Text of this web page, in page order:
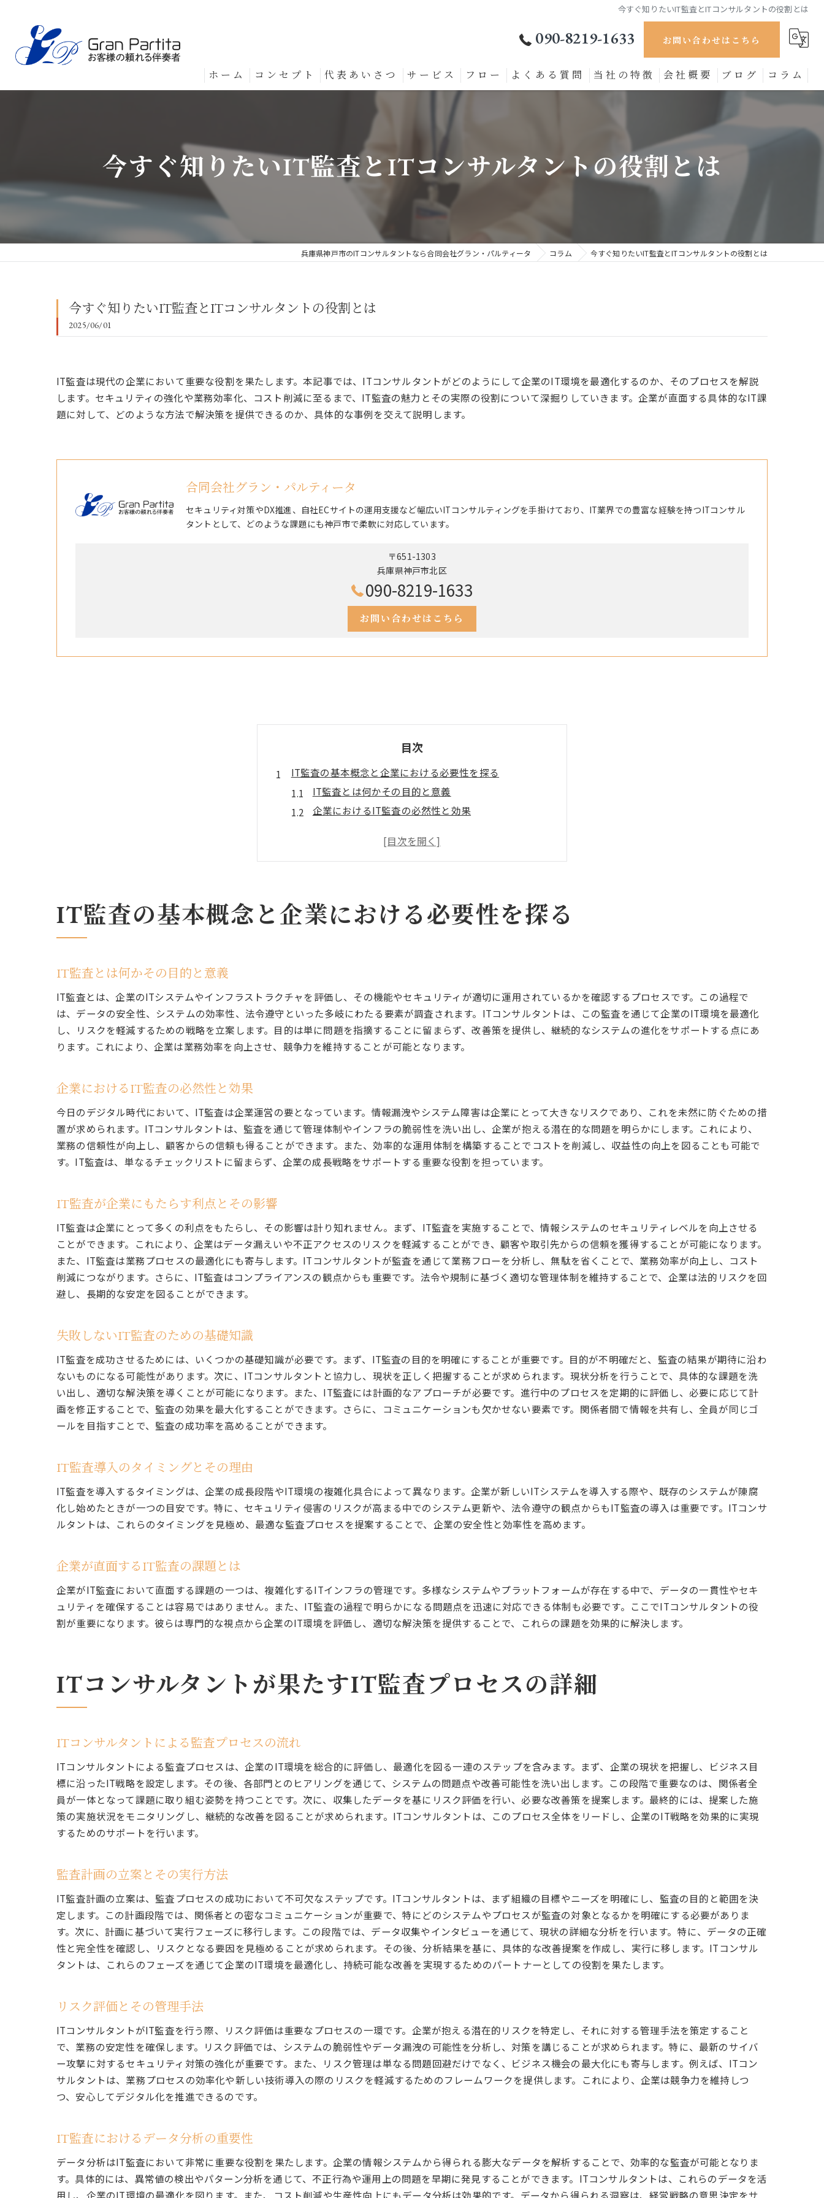
今すぐ知りたいIT監査とITコンサルタントの役割とは
090-8219-1633 お問い合わせはこちら
ホーム コンセプト 代表あいさつ サービス フロー よくある質問 当社の特徴
ECサイト
会社概要 ブログ コラム
今すぐ知りたいIT監査とITコンサルタントの役割とは
兵庫県神戸市のITコンサルタントなら合同会社グラン・パルティータ コラム 今すぐ知りたいIT監査とITコンサルタントの役割とは
今すぐ知りたいIT監査とITコンサルタントの役割とは
2025/06/01
IT監査は現代の企業において重要な役割を果たします。本記事では、ITコンサルタントがどのようにして企業のIT環境を最適化するのか、そのプロセスを解説
します。セキュリティの強化や業務効率化、コスト削減に至るまで、IT監査の魅力とその実際の役割について深掘りしていきます。企業が直面する具体的なIT課
題に対して、どのような方法で解決策を提供できるのか、具体的な事例を交えて説明します。
合同会社グラン・パルティータ
セキュリティ対策やDX推進、自社ECサイトの運用支援など幅広いITコンサルティングを手掛けており、IT業界での豊富な経験を持つITコンサル
タントとして、どのような課題にも神戸市で柔軟に対応しています。
〒651-1303
兵庫県神戸市北区
090-8219-1633
お問い合わせはこちら
目次
IT監査の基本概念と企業における必要性を探る
IT監査とは何かその目的と意義
企業におけるIT監査の必然性と効果
失敗しないIT監査のための基礎知識
ITコンサルタントが果たすIT監査プロセスの詳細
ITコンサルタントによる監査プロセスの流れ
監査プロセスにおける改善提案の役割
成功するIT監査プロジェクトの条件
IT環境最適化への道ITコンサルタントの戦略的アプローチ
クラウド活用とセキュリティ対策の両立
IT資産管理の最適化とコスト削減の実現
持続可能なIT環境への変革ステップ
セキュリティ強化を実現するIT監査の重要な役割
データ保護のための監査手法
IT監査で明らかになる脆弱性の対応
サイバーセキュリティ強化のための最善策
IT監査が企業の信頼性を高める理由
IT監査で明らかになった無駄の削減方法
業務効率化を実現するソフトウェア監査
プロジェクト管理を支援するIT監査の実例
IT監査がもたらす業務改善の成功事例
アウトソーシング活用の経済的メリット
ITインフラの見直しによるコスト削減
プロジェクトコスト管理における監査の役割
ITコンサルタントの抱える共通課題
新技術導入における障壁の突破法
クライアントとの信頼関係構築法
課題解決に向けたコンサルタントのスキルアップ
AIとビッグデータがもたらす監査の進化
持続可能なビジネスモデルに向けたIT監査
ITコンサルタントの未来像とその役割
次世代IT監査の展望と課題
IT監査の基本概念と企業における必要性を探る
IT監査とは何かその目的と意義
IT監査とは、企業のITシステムやインフラストラクチャを評価し、その機能やセキュリティが適切に運用されているかを確認するプロセスです。この過程で
は、データの安全性、システムの効率性、法令遵守といった多岐にわたる要素が調査されます。ITコンサルタントは、この監査を通じて企業のIT環境を最適化
し、リスクを軽減するための戦略を立案します。目的は単に問題を指摘することに留まらず、改善策を提供し、継続的なシステムの進化をサポートする点にあ
ります。これにより、企業は業務効率を向上させ、競争力を維持することが可能となります。
企業におけるIT監査の必然性と効果
今日のデジタル時代において、IT監査は企業運営の要となっています。情報漏洩やシステム障害は企業にとって大きなリスクであり、これを未然に防ぐための措
置が求められます。ITコンサルタントは、監査を通じて管理体制やインフラの脆弱性を洗い出し、企業が抱える潜在的な問題を明らかにします。これにより、
業務の信頼性が向上し、顧客からの信頼も得ることができます。また、効率的な運用体制を構築することでコストを削減し、収益性の向上を図ることも可能で
す。IT監査は、単なるチェックリストに留まらず、企業の成長戦略をサポートする重要な役割を担っています。
IT監査が企業にもたらす利点とその影響
IT監査は企業にとって多くの利点をもたらし、その影響は計り知れません。まず、IT監査を実施することで、情報システムのセキュリティレベルを向上させる
ことができます。これにより、企業はデータ漏えいや不正アクセスのリスクを軽減することができ、顧客や取引先からの信頼を獲得することが可能になります。
また、IT監査は業務プロセスの最適化にも寄与します。ITコンサルタントが監査を通じて業務フローを分析し、無駄を省くことで、業務効率が向上し、コスト
削減につながります。さらに、IT監査はコンプライアンスの観点からも重要です。法令や規制に基づく適切な管理体制を維持することで、企業は法的リスクを回
避し、長期的な安定を図ることができます。
失敗しないIT監査のための基礎知識
IT監査を成功させるためには、いくつかの基礎知識が必要です。まず、IT監査の目的を明確にすることが重要です。目的が不明確だと、監査の結果が期待に沿わ
ないものになる可能性があります。次に、ITコンサルタントと協力し、現状を正しく把握することが求められます。現状分析を行うことで、具体的な課題を洗
い出し、適切な解決策を導くことが可能になります。また、IT監査には計画的なアプローチが必要です。進行中のプロセスを定期的に評価し、必要に応じて計
画を修正することで、監査の効果を最大化することができます。さらに、コミュニケーションも欠かせない要素です。関係者間で情報を共有し、全員が同じゴ
ールを目指すことで、監査の成功率を高めることができます。
IT監査導入のタイミングとその理由
IT監査を導入するタイミングは、企業の成長段階やIT環境の複雑化具合によって異なります。企業が新しいITシステムを導入する際や、既存のシステムが陳腐
化し始めたときが一つの目安です。特に、セキュリティ侵害のリスクが高まる中でのシステム更新や、法令遵守の観点からもIT監査の導入は重要です。ITコンサ
ルタントは、これらのタイミングを見極め、最適な監査プロセスを提案することで、企業の安全性と効率性を高めます。
企業が直面するIT監査の課題とは
企業がIT監査において直面する課題の一つは、複雑化するITインフラの管理です。多様なシステムやプラットフォームが存在する中で、データの一貫性やセキ
ュリティを確保することは容易ではありません。また、IT監査の過程で明らかになる問題点を迅速に対応できる体制も必要です。ここでITコンサルタントの役
割が重要になります。彼らは専門的な視点から企業のIT環境を評価し、適切な解決策を提供することで、これらの課題を効果的に解決します。
ITコンサルタントが果たすIT監査プロセスの詳細
ITコンサルタントによる監査プロセスの流れ
ITコンサルタントによる監査プロセスは、企業のIT環境を総合的に評価し、最適化を図る一連のステップを含みます。まず、企業の現状を把握し、ビジネス目
標に沿ったIT戦略を設定します。その後、各部門とのヒアリングを通じて、システムの問題点や改善可能性を洗い出します。この段階で重要なのは、関係者全
員が一体となって課題に取り組む姿勢を持つことです。次に、収集したデータを基にリスク評価を行い、必要な改善策を提案します。最終的には、提案した施
策の実施状況をモニタリングし、継続的な改善を図ることが求められます。ITコンサルタントは、このプロセス全体をリードし、企業のIT戦略を効果的に実現
するためのサポートを行います。
監査計画の立案とその実行方法
IT監査計画の立案は、監査プロセスの成功において不可欠なステップです。ITコンサルタントは、まず組織の目標やニーズを明確にし、監査の目的と範囲を決
定します。この計画段階では、関係者との密なコミュニケーションが重要で、特にどのシステムやプロセスが監査の対象となるかを明確にする必要がありま
す。次に、計画に基づいて実行フェーズに移行します。この段階では、データ収集やインタビューを通じて、現状の詳細な分析を行います。特に、データの正確
性と完全性を確認し、リスクとなる要因を見極めることが求められます。その後、分析結果を基に、具体的な改善提案を作成し、実行に移します。ITコンサル
タントは、これらのフェーズを通じて企業のIT環境を最適化し、持続可能な改善を実現するためのパートナーとしての役割を果たします。
リスク評価とその管理手法
ITコンサルタントがIT監査を行う際、リスク評価は重要なプロセスの一環です。企業が抱える潜在的リスクを特定し、それに対する管理手法を策定すること
で、業務の安定性を確保します。リスク評価では、システムの脆弱性やデータ漏洩の可能性を分析し、対策を講じることが求められます。特に、最新のサイバ
ー攻撃に対するセキュリティ対策の強化が重要です。また、リスク管理は単なる問題回避だけでなく、ビジネス機会の最大化にも寄与します。例えば、ITコン
サルタントは、業務プロセスの効率化や新しい技術導入の際のリスクを軽減するためのフレームワークを提供します。これにより、企業は競争力を維持しつ
つ、安心してデジタル化を推進できるのです。
IT監査におけるデータ分析の重要性
データ分析はIT監査において非常に重要な役割を果たします。企業の情報システムから得られる膨大なデータを解析することで、効率的な監査が可能となりま
す。具体的には、異常値の検出やパターン分析を通じて、不正行為や運用上の問題を早期に発見することができます。ITコンサルタントは、これらのデータを活
用し、企業のIT環境の最適化を図ります。また、コスト削減や生産性向上にもデータ分析は効果的です。データから得られる洞察は、経営戦略の意思決定をサ